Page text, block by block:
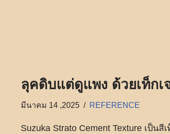
ลุคดิบแต่ดูแพง ด้วยเท็กเ
มีนาคม 14 ,2025 REFERENCE
Suzuka Strato Cement Texture เป็น